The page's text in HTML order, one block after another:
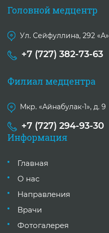
Головной медцентр
Ул. Сейфуллина, 292 «А»
+7 (727) 382-73-63
Филиал медцентра
Мкр. «Айнабулак-1», д. 9
+7 (727) 294-93-30
Информация
Главная
О нас
Направления
Врачи
Фотогалерея